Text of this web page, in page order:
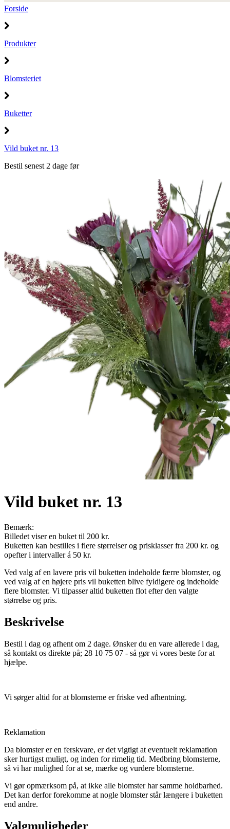
Forside
Produkter
Blomsteriet
Buketter
Vild buket nr. 13
Bestil senest 2 dage før
Vild buket nr. 13
Bemærk:
Billedet viser en buket til 200 kr.
Buketten kan bestilles i flere størrelser og prisklasser fra 200 kr. og
opefter i intervaller á 50 kr.
Ved valg af en lavere pris vil buketten indeholde færre blomster, og
ved valg af en højere pris vil buketten blive fyldigere og indeholde
flere blomster. Vi tilpasser altid buketten flot efter den valgte
størrelse og pris.
Beskrivelse
Bestil i dag og afhent om 2 dage. Ønsker du en vare allerede i dag,
så kontakt os direkte på; 28 10 75 07 - så gør vi vores beste for at
hjælpe.
Vi sørger altid for at blomsterne er friske ved afhentning.
Reklamation
Da blomster er en ferskvare, er det vigtigt at eventuelt reklamation
sker hurtigst muligt, og inden for rimelig tid. Medbring blomsterne,
så vi har mulighed for at se, mærke og vurdere blomsterne.
Vi gør opmærksom på, at ikke alle blomster har samme holdbarhed.
Det kan derfor forekomme at nogle blomster står længere i buketten
end andre.
Valgmuligheder